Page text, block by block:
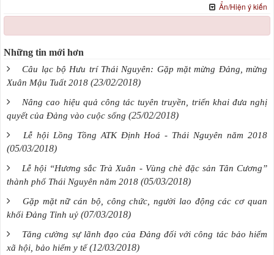
Ẩn/Hiện ý kiến
Những tin mới hơn
Câu lạc bộ Hưu trí Thái Nguyên: Gặp mặt mừng Đảng, mừng
Xuân Mậu Tuất 2018 (23/02/2018)
Nâng cao hiệu quả công tác tuyên truyền, triển khai đưa nghị
quyết của Đảng vào cuộc sống (25/02/2018)
Lễ hội Lồng Tồng ATK Định Hoá - Thái Nguyên năm 2018
(05/03/2018)
Lễ hội “Hương sắc Trà Xuân - Vùng chè đặc sản Tân Cương”
thành phố Thái Nguyên năm 2018 (05/03/2018)
Gặp mặt nữ cán bộ, công chức, người lao động các cơ quan
khối Đảng Tỉnh uỷ (07/03/2018)
Tăng cường sự lãnh đạo của Đảng đối với công tác bảo hiểm
xã hội, bảo hiểm y tế (12/03/2018)